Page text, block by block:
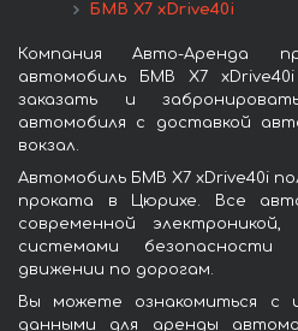
БМВ X7 xDrive40i
Компания Авто-Аренда
автомобиль БМВ X7
заказать и
автомобиля с доставкой
вокзал.
Автомобиль БМВ X7 xDrive40i
проката в Цюрихе. Все
современной
системами
движении по дорогам.
Вы можете ознакомиться с
данными для аренды